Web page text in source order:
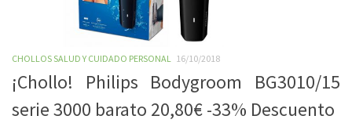
CHOLLOS SALUD Y CUIDADO PERSONAL 16/10/2018
¡Chollo! Philips Bodygroom BG3010/15
serie 3000 barato 20,80€ -33% Descuento